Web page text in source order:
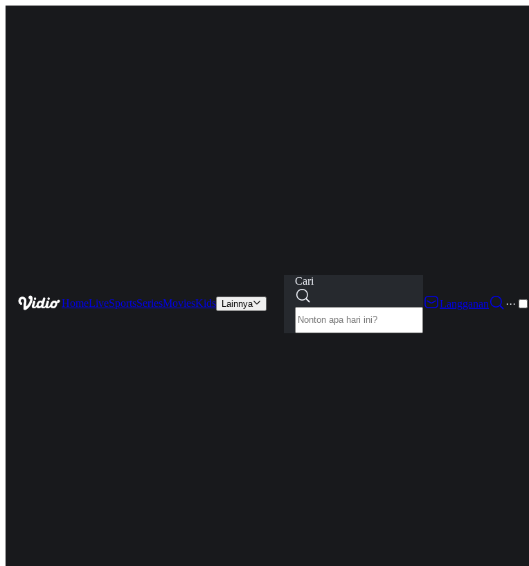
HomeLiveSportsSeriesMoviesKids Lainnya
Cari
Langganan
···